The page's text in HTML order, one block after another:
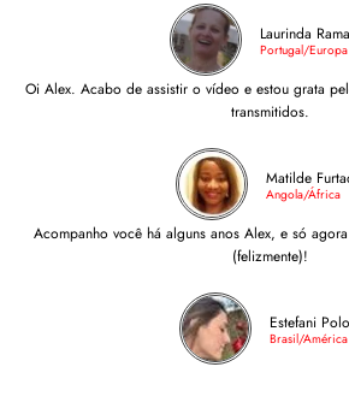
Laurinda
Portugal/Europa
Oi Alex. Acabo de assistir o vídeo e estou grata
transmitidos.
Matilde
Angola/África
Acompanho você há alguns anos Alex, e só
(felizmente)!
Estefani
Brasil/América